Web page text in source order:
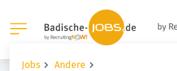
Jobs
Andere